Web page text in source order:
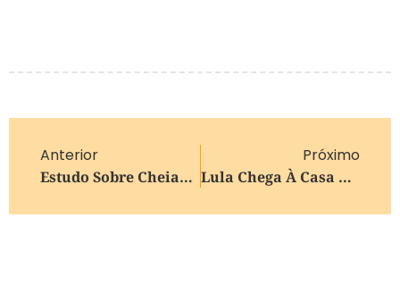
Anterior
Estudo Sobre Cheias No Rio Grande Do Sul Aponta Causas Do Desastre
Próximo
Lula Chega À Casa Branca Para Encontro Com Trump